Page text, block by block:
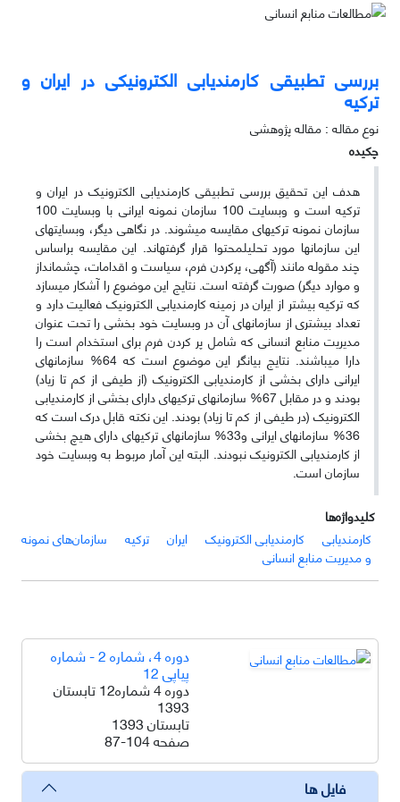
بررسی تطبیقی کارمندیابی الکترونیکی در ایران و
ترکیه
نوع مقاله : مقاله پژوهشی
چکیده
هدف این تحقیق بررسی تطبیقی کارمندیابی الکترونیک در ایران و
ترکیه است و وبسایت 100 سازمان نمونه ایرانی با وبسایت 100
سازمان نمونه ترکیه­ای مقایسه می­شوند. در نگاهی دیگر، وبسایت­های
این سازمان­ها مورد تحلیل­محتوا قرار گرفته­اند. این مقایسه براساس
چند مقوله مانند (آگهی، پرکردن فرم، سیاست و اقدامات، چشم­انداز
و موارد دیگر) صورت گرفته است. نتایج این موضوع را آشکار می­سازد
که ترکیه بیش­تر از ایران در زمینه کارمندیابی الکترونیک فعالیت دارد و
تعداد بیش­تری از سازمان­های آن در وبسایت خود بخشی را تحت عنوان
مدیریت منابع انسانی که شامل پر کردن فرم برای استخدام است را
دارا می­باشند. نتایج بیان­گر این موضوع است که 64% سازمان­های
ایرانی دارای بخشی از کارمندیابی الکترونیک (از طیفی از کم تا زیاد)
بودند و در مقابل 67% سازمان­های ترکیه­ای دارای بخشی از کارمندیابی
الکترونیک (در طیفی از کم تا زیاد) بودند. این نکته قابل درک است که
36% سازمان­های ایرانی و33% سازمان­های ترکیه­ای دارای هیچ بخشی
از کارمندیابی الکترونیک نبودند. البته این آمار مربوط به وبسایت خود
سازمان است.
کلیدواژه‌ها
کارمندیابی
کارمندیابی الکترونیک ایران ترکیه
سازمان‌های نمونه
و مدیریت منابع انسانی
دوره 4، شماره 2 - شماره
پیاپی 12
دوره 4 شماره12 تابستان
1393
تابستان 1393
صفحه87-104
فایل ها